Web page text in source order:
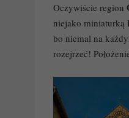
Oczywiście region
niejako miniaturką
bo niemal na
rozejrzeć!